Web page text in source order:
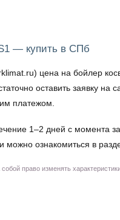
— купить в СПб
цена на бойлер
оставить заявку
платежом.
1–2 дней с
можно ознакомиться в
право изменять